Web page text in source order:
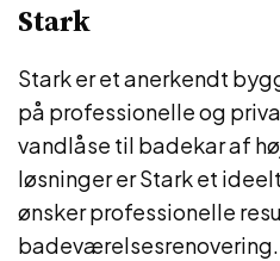
Stark
Stark er et anerkendt
på professionelle og
vandlåse til badekar af
løsninger er Stark et
ønsker professionelle